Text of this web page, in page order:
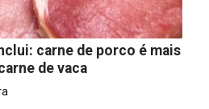
carne de porco é mais
de vaca